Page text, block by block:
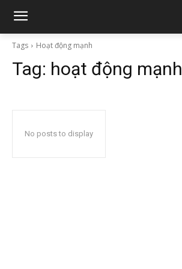
Tags Hoạt động mạnh
Tag: hoạt động mạnh
No posts to display